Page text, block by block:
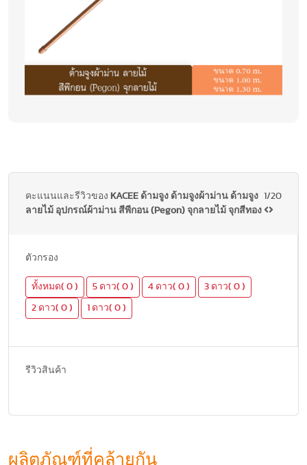
คะแนนและรีวิวของ KACEE ด้ามจูง ด้ามจูงผ้าม่าน ด้ามจูง
ลายไม้ อุปกรณ์ผ้าม่าน สีพีกอน (Pegon) จุกลายไม้ จุกสีทอง
1/20
ตัวกรอง
ทั้งหมด( 0 ) 5 ดาว( 0 ) 4 ดาว( 0 ) 3 ดาว( 0 )
2 ดาว( 0 ) 1 ดาว( 0 )
รีวิวสินค้า
ผลิตภัณฑ์ที่คล้ายกัน